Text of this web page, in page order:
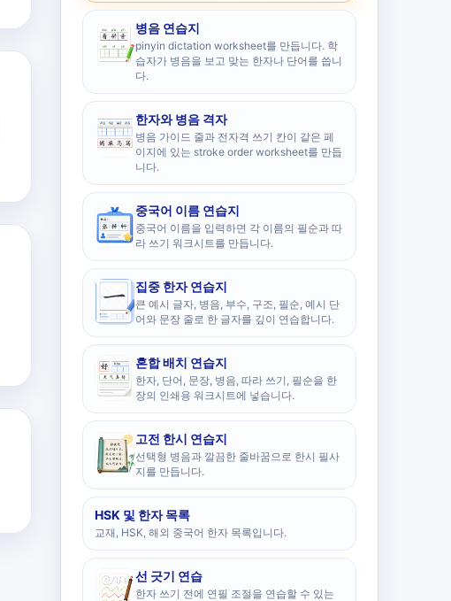
병음 연습지
pinyin dictation worksheet를 만듭니다. 학
습자가 병음을 보고 맞는 한자나 단어를 씁니
다.
한자와 병음 격자
병음 가이드 줄과 전자격 쓰기 칸이 같은 페
이지에 있는 stroke order worksheet를 만듭
니다.
중국어 이름 연습지
중국어 이름을 입력하면 각 이름의 필순과 따
라 쓰기 워크시트를 만듭니다.
집중 한자 연습지
큰 예시 글자, 병음, 부수, 구조, 필순, 예시 단
어와 문장 줄로 한 글자를 깊이 연습합니다.
혼합 배치 연습지
한자, 단어, 문장, 병음, 따라 쓰기, 필순을 한
장의 인쇄용 워크시트에 넣습니다.
고전 한시 연습지
선택형 병음과 깔끔한 줄바꿈으로 한시 필사
지를 만듭니다.
HSK 및 한자 목록
교재, HSK, 해외 중국어 한자 목록입니다.
선 긋기 연습
한자 쓰기 전에 연필 조절을 연습할 수 있는